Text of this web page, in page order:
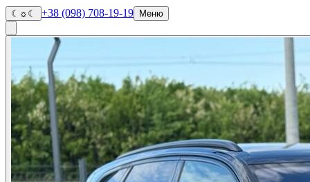
☾ ☼ ☾ +38 (098) 708-19-19 Меню